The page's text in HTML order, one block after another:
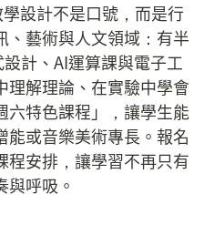
設計不是口號，而是行
、藝術與人文領域：有半
計、AI運算課與電子工
理解理論、在實驗中學會
六特色課程」，讓學生能
能或音樂美術專長。報名
程安排，讓學習不再只有
呼吸。